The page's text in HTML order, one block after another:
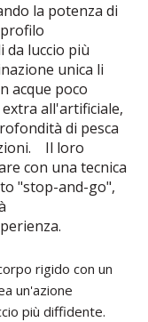
la potenza di
da luccio più
unica li
acque poco
all'artificiale,
di pesca
Il loro
con una tecnica
"stop-and-go",
rigido con un
un'azione
più diffidente.